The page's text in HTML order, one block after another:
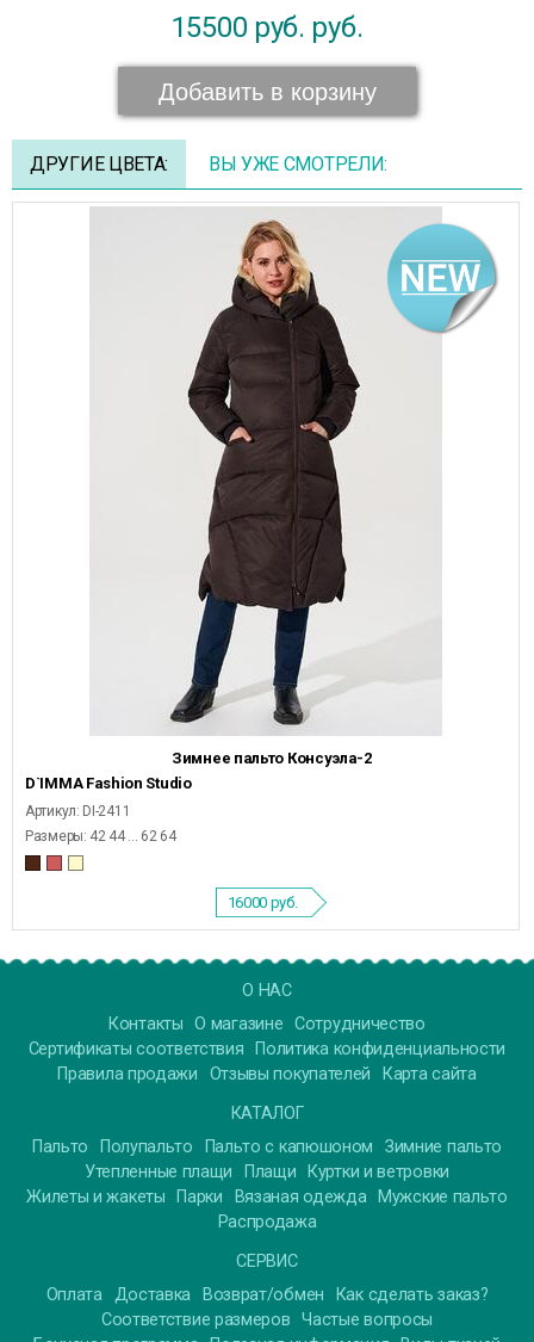
15500 руб. руб.
Добавить в корзину
ДРУГИЕ ЦВЕТА: ВЫ УЖЕ СМОТРЕЛИ:
Зимнее пальто Консуэла-2
D`IMMA Fashion Studio
Артикул: DI-2411
Размеры: 42 44 ... 62 64
16000 руб.
О НАС
Контакты
О магазине Сотрудничество
Сертификаты соответствия
Политика конфиденциальности
Правила продажи
Отзывы покупателей
Карта сайта
КАТАЛОГ
Пальто
Полупальто Пальто с капюшоном
Зимние пальто
Утепленные плащи
Плащи
Куртки и ветровки
Жилеты и жакеты
Парки Вязаная одежда
Мужские пальто
Распродажа
СЕРВИС
Оплата Доставка Возврат/обмен
Как сделать заказ?
Соответствие размеров
Частые вопросы